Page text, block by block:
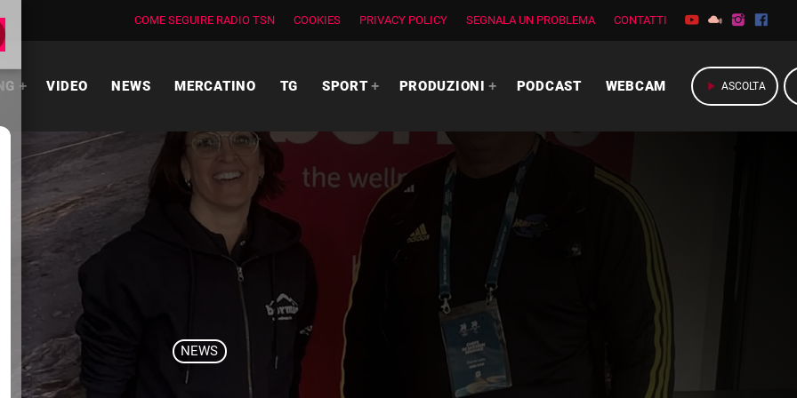
COME SEGUIRE RADIO TSN COOKIES PRIVACY POLICY SEGNALA UN PROBLEMA CONTATTI
VIDEO NEWS MERCATINO TG SPORT PRODUZIONI PODCAST WEBCAM play_arrow ASCOLTA
NEWS